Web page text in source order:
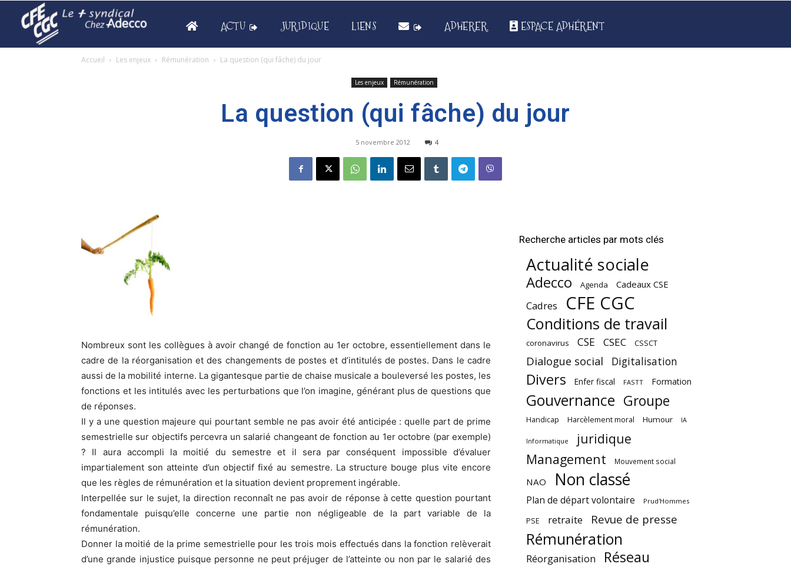
ACTU JURIDIQUE LIENS ADHERER ESPACE ADHÉRENT
Accueil Les enjeux Rémunération La question (qui fâche) du jour
Les enjeux Rémunération
La question (qui fâche) du jour
5 novembre 2012 4
Nombreux sont les collègues à avoir changé de fonction au 1er octobre, essentiellement dans le
cadre de la réorganisation et des changements de postes et d’intitulés de postes. Dans le cadre
aussi de la mobilité interne. La gigantesque partie de chaise musicale a bouleversé les postes, les
fonctions et les intitulés avec les perturbations que l’on imagine, générant plus de questions que
de réponses.
Il y a une question majeure qui pourtant semble ne pas avoir été anticipée : quelle part de prime
semestrielle sur objectifs percevra un salarié changeant de fonction au 1er octobre (par exemple)
? Il aura accompli la moitié du semestre et il sera par conséquent impossible d’évaluer
impartialement son atteinte d’un objectif fixé au semestre. La structure bouge plus vite encore
que les règles de rémunération et la situation devient proprement ingérable.
Interpellée sur le sujet, la direction reconnaît ne pas avoir de réponse à cette question pourtant
fondamentale puisqu’elle concerne une partie non négligeable de la part variable de la
rémunération.
Donner la moitié de la prime semestrielle pour les trois mois effectués dans la fonction relèverait
d’une grande injustice puisque personne ne peut préjuger de l’atteinte ou non par le salarié des
Recherche articles par mots clés
Actualité sociale
Adecco Agenda Cadeaux CSE
Cadres CFE CGC
Conditions de travail
coronavirus CSE CSEC CSSCT
Dialogue social Digitalisation
Divers Enfer fiscal FASTT Formation
Gouvernance Groupe
Handicap Harcèlement moral Humour IA
Informatique
juridique
Management
Mouvement social
NAO Non classé
Plan de départ volontaire Prud'Hommes
PSE retraite Revue de presse
Rémunération
Réorganisation Réseau